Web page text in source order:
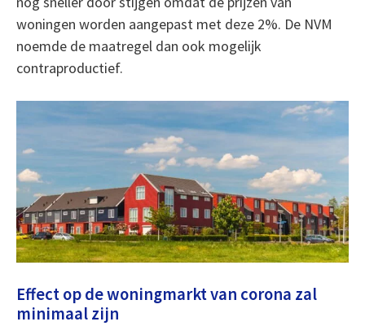
woningen worden aangepast met deze 2%. De NVM
noemde de maatregel dan ook mogelijk
contraproductief.
Effect op de woningmarkt van corona zal
minimaal zijn